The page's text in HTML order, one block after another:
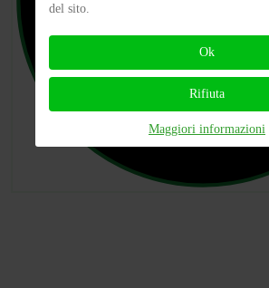
del sito.
Ok
Rifiuta
Maggiori informazioni